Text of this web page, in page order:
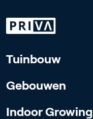
Tuinbouw
Gebouwen
Indoor Growing